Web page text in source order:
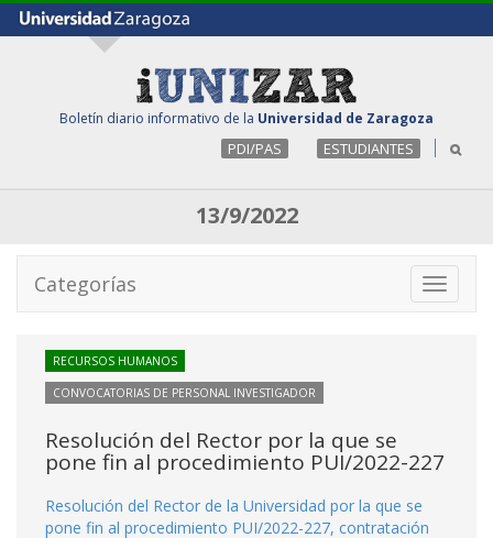
Boletín diario informativo de la Universidad de Zaragoza
PDI/PAS ESTUDIANTES
13/9/2022
Toggle
Categorías
RECURSOS HUMANOS
CONVOCATORIAS DE PERSONAL INVESTIGADOR
Resolución del Rector por la que se
pone fin al procedimiento PUI/2022-227
Resolución del Rector de la Universidad por la que se
pone fin al procedimiento PUI/2022-227, contratación